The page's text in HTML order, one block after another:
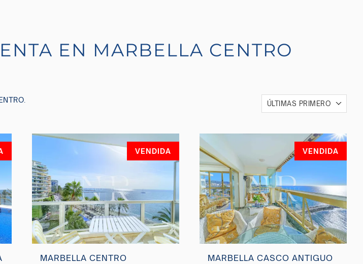
EN MARBELLA CENTRO
ÚLTIMAS PRIMERO
VENDIDA
MARBELLA CENTRO
VENDIDA
MARBELLA CASCO ANTIGUO